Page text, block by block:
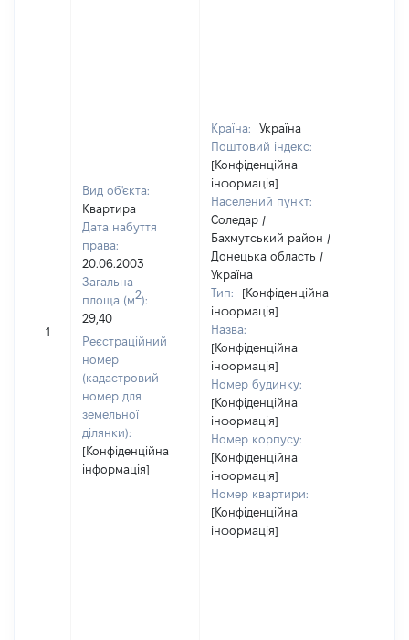
1
Вид об'єкта:
Квартира
Дата набуття
права:
20.06.2003
Загальна
площа (м2):
29,40
Реєстраційний
номер
(кадастровий
номер для
земельної
ділянки):
[Конфіденційна
інформація]
Країна:
Україна
Поштовий індекс:
[Конфіденційна
інформація]
Населений пункт:
Соледар /
Бахмутський район /
Донецька область /
Україна
Тип:
[Конфіденційна
інформація]
Назва:
[Конфіденційна
інформація]
Номер будинку:
[Конфіденційна
інформація]
Номер корпусу:
[Конфіденційна
інформація]
Номер квартири:
[Конфіденційна
інформація]